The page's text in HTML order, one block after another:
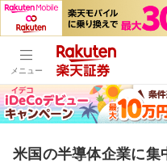
メニュー
米国の半導体企業に集